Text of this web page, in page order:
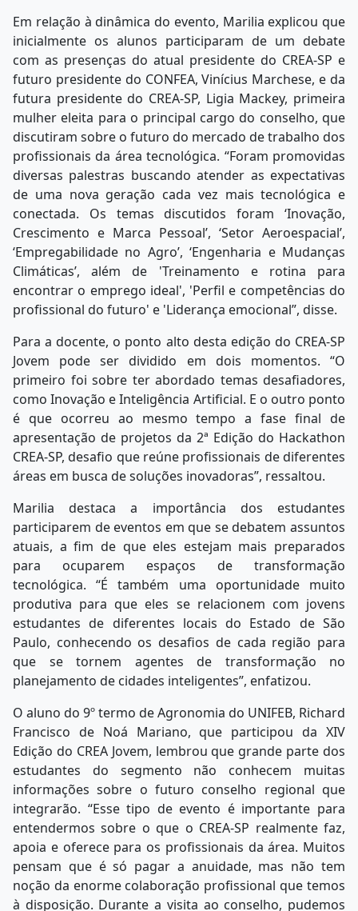
Em relação à dinâmica do evento, Marilia explicou que
inicialmente os alunos participaram de um debate
com as presenças do atual presidente do CREA-SP e
futuro presidente do CONFEA, Vinícius Marchese, e da
futura presidente do CREA-SP, Ligia Mackey, primeira
mulher eleita para o principal cargo do conselho, que
discutiram sobre o futuro do mercado de trabalho dos
profissionais da área tecnológica. “Foram promovidas
diversas palestras buscando atender as expectativas
de uma nova geração cada vez mais tecnológica e
conectada. Os temas discutidos foram ‘Inovação,
Crescimento e Marca Pessoal’, ‘Setor Aeroespacial’,
‘Empregabilidade no Agro’, ‘Engenharia e Mudanças
Climáticas’, além de 'Treinamento e rotina para
encontrar o emprego ideal', 'Perfil e competências do
profissional do futuro' e 'Liderança emocional”, disse.
Para a docente, o ponto alto desta edição do CREA-SP
Jovem pode ser dividido em dois momentos. “O
primeiro foi sobre ter abordado temas desafiadores,
como Inovação e Inteligência Artificial. E o outro ponto
é que ocorreu ao mesmo tempo a fase final de
apresentação de projetos da 2ª Edição do Hackathon
CREA-SP, desafio que reúne profissionais de diferentes
áreas em busca de soluções inovadoras”, ressaltou.
Marilia destaca a importância dos estudantes
participarem de eventos em que se debatem assuntos
atuais, a fim de que eles estejam mais preparados
para ocuparem espaços de transformação
tecnológica. “É também uma oportunidade muito
produtiva para que eles se relacionem com jovens
estudantes de diferentes locais do Estado de São
Paulo, conhecendo os desafios de cada região para
que se tornem agentes de transformação no
planejamento de cidades inteligentes”, enfatizou.
O aluno do 9º termo de Agronomia do UNIFEB, Richard
Francisco de Noá Mariano, que participou da XIV
Edição do CREA Jovem, lembrou que grande parte dos
estudantes do segmento não conhecem muitas
informações sobre o futuro conselho regional que
integrarão. “Esse tipo de evento é importante para
entendermos sobre o que o CREA-SP realmente faz,
apoia e oferece para os profissionais da área. Muitos
pensam que é só pagar a anuidade, mas não tem
noção da enorme colaboração profissional que temos
à disposição. Durante a visita ao conselho, pudemos